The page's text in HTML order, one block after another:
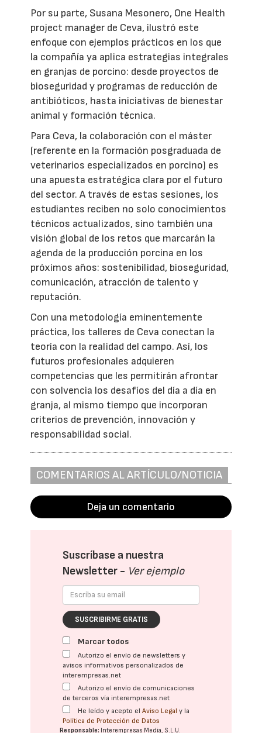
Por su parte, Susana Mesonero, One Health
project manager de Ceva, ilustró este
enfoque con ejemplos prácticos en los que
la compañía ya aplica estrategias integrales
en granjas de porcino: desde proyectos de
bioseguridad y programas de reducción de
antibióticos, hasta iniciativas de bienestar
animal y formación técnica.
Para Ceva, la colaboración con el máster
(referente en la formación posgraduada de
veterinarios especializados en porcino) es
una apuesta estratégica clara por el futuro
del sector. A través de estas sesiones, los
estudiantes reciben no solo conocimientos
técnicos actualizados, sino también una
visión global de los retos que marcarán la
agenda de la producción porcina en los
próximos años: sostenibilidad, bioseguridad,
comunicación, atracción de talento y
reputación.
Con una metodología eminentemente
práctica, los talleres de Ceva conectan la
teoría con la realidad del campo. Así, los
futuros profesionales adquieren
competencias que les permitirán afrontar
con solvencia los desafíos del día a día en
granja, al mismo tiempo que incorporan
criterios de prevención, innovación y
responsabilidad social.
COMENTARIOS AL ARTÍCULO/NOTICIA
Deja un comentario
Suscríbase a nuestra
Newsletter - Ver ejemplo
SUSCRIBIRME GRATIS
Marcar todos
Autorizo el envío de newsletters y
avisos informativos personalizados de
interempresas.net
Autorizo el envío de comunicaciones
de terceros vía interempresas.net
He leído y acepto elAviso Legal y la
Política de Protección de Datos
Responsable: Interempresas Media, S.L.U.